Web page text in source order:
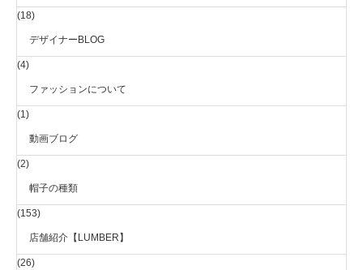
(18)
デザイナーBLOG
(4)
ファッションについて
(1)
動画ブログ
(2)
帽子の種類
(153)
店舗紹介【LUMBER】
(26)